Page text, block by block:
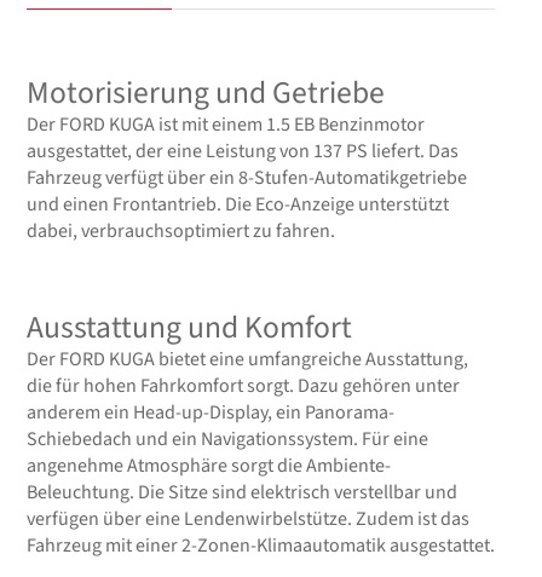
Motorisierung und Getriebe
Der FORD KUGA ist mit einem 1.5 EB Benzinmotor
ausgestattet, der eine Leistung von 137 PS liefert. Das
Fahrzeug verfügt über ein 8-Stufen-Automatikgetriebe
und einen Frontantrieb. Die Eco-Anzeige unterstützt
dabei, verbrauchsoptimiert zu fahren.
Ausstattung und Komfort
Der FORD KUGA bietet eine umfangreiche Ausstattung,
die für hohen Fahrkomfort sorgt. Dazu gehören unter
anderem ein Head-up-Display, ein Panorama-
Schiebedach und ein Navigationssystem. Für eine
angenehme Atmosphäre sorgt die Ambiente-
Beleuchtung. Die Sitze sind elektrisch verstellbar und
verfügen über eine Lendenwirbelstütze. Zudem ist das
Fahrzeug mit einer 2-Zonen-Klimaautomatik ausgestattet.